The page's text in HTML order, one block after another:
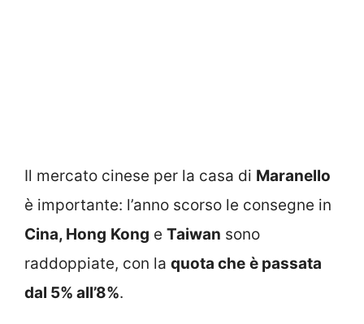
Il mercato cinese per la casa di Maranello
è importante: l’anno scorso le consegne in
Cina, Hong Kong e Taiwan sono
raddoppiate, con la quota che è passata
dal 5% all’8%.